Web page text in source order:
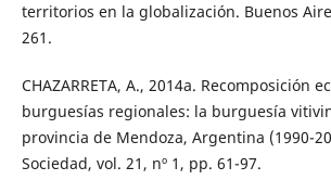
territorios en la globalización. Buenos
261.
CHAZARRETA, A., 2014a. Recomposición
burguesías regionales: la burguesía
provincia de Mendoza, Argentina (1990-
Sociedad, vol. 21, nº 1, pp. 61-97.